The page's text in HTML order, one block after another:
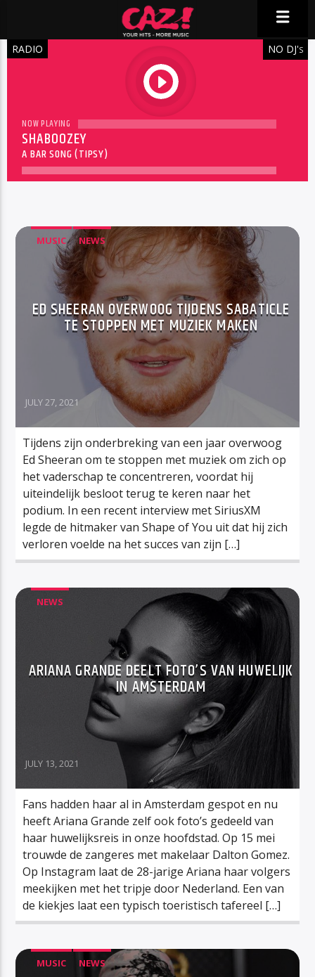
RADIO
play
NO DJ'S
NOW PLAYING
SHABOOZEY
A BAR SONG (TIPSY)
MUSIC NEWS
ED SHEERAN OVERWOOG TIJDENS SABATICLE
TE STOPPEN MET MUZIEK MAKEN
JULY 27, 2021
Tijdens zijn onderbreking van een jaar overwoog
Ed Sheeran om te stoppen met muziek om zich op
het vaderschap te concentreren, voordat hij
uiteindelijk besloot terug te keren naar het
podium. In een recent interview met SiriusXM
legde de hitmaker van Shape of You uit dat hij zich
verloren voelde na het succes van zijn […]
NEWS
ARIANA GRANDE DEELT FOTO’S VAN HUWELIJK
IN AMSTERDAM
JULY 13, 2021
Fans hadden haar al in Amsterdam gespot en nu
heeft Ariana Grande zelf ook foto’s gedeeld van
haar huwelijksreis in onze hoofdstad. Op 15 mei
trouwde de zangeres met makelaar Dalton Gomez.
Op Instagram laat de 28-jarige Ariana haar volgers
meekijken met het tripje door Nederland. Een van
de kiekjes laat een typisch toeristisch tafereel […]
MUSIC NEWS